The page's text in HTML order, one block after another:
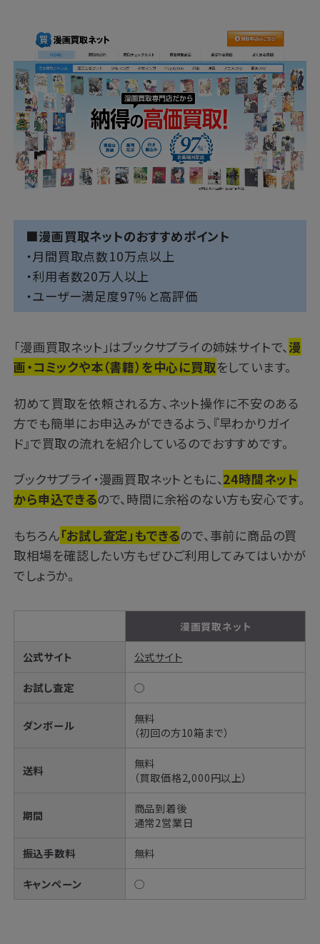
■漫画買取ネットのおすすめポイント
・月間買取点数10万点以上
・利用者数20万人以上
・ユーザー満足度97％と高評価
「漫画買取ネット」はブックサプライの姉妹サイトで、 漫
画・コミックや本（書籍）を中心に買取をしています。
初めて買取を依頼される方、ネット操作に不安のある
方でも簡単にお申込みができるよう、『早わかりガイ
ド』で買取の流れを紹介しているのでおすすめです。
ブックサプライ・漫画買取ネットともに、24時間ネット
から申込できるので、時間に余裕のない方も安心です。
もちろん「お試し査定」もできるので、事前に商品の買
取相場を確認したい方もぜひご利用してみてはいかが
でしょうか。
漫画買取ネット
公式サイト 公式サイト
お試し査定 ◯
ダンボール
無料
（初回の方10箱まで）
送料
無料
（買取価格2,000円以上）
期間
商品到着後
通常2営業日
振込手数料 無料
キャンペーン ◯